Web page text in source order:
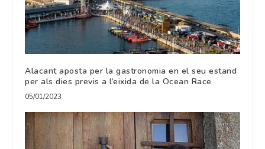
Alacant aposta per la gastronomia en el seu estand
per als dies previs a l’eixida de la Ocean Race
05/01/2023